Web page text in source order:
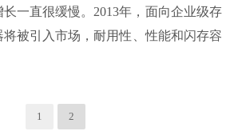
一直很缓慢。2013年，面向企业级存
被引入市场，耐用性、性能和闪存容
1 2